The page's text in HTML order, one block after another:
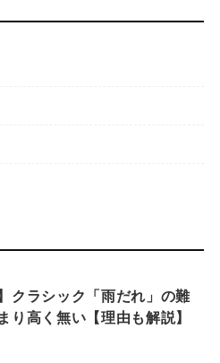
クラシック「雨だれ」の難
り高く無い【理由も解説】